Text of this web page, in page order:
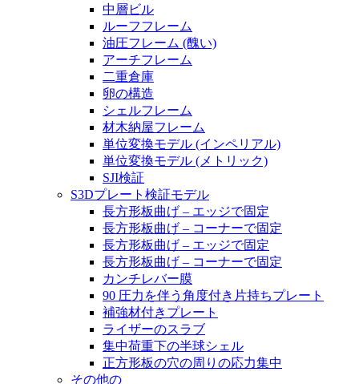
中層ビル
ルーフフレーム
油圧フレーム (醜い)
アーチフレーム
二重倉庫
卵の構造
シェルフレーム
材木納屋フレーム
単位変換モデル (インペリアル)
単位変換モデル (メトリック)
SJI検証
S3Dプレート検証モデル
長方形板曲げ – エッジで固定
長方形板曲げ – コーナーで固定
長方形板曲げ – エッジで固定
長方形板曲げ – コーナーで固定
カンチレバー膜
90 圧力を伴う角度付き片持ちプレート
補強材付きプレート
ライザーのスラブ
集中荷重下の半球シェル
正方形板の穴の周りの応力集中
その他の